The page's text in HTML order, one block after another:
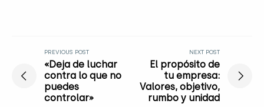
PREVIOUS POST
«Deja de luchar
contra lo que no
puedes
controlar»
NEXT POST
El propósito de
tu empresa:
Valores, objetivo,
rumbo y unidad